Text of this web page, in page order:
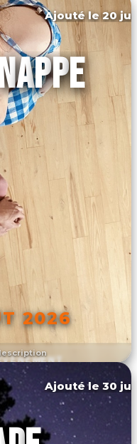
Ajouté le 20
2026
Ajouté le 30